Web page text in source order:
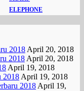
ELEPHONE
2018April 20, 2018
2018April 20, 2018
April 19, 2018
2018April 19, 2018
2018April 19,